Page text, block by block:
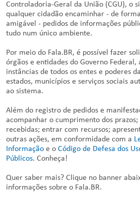
Controladoria-Geral da União (CGU), o
qualquer cidadão encaminhar - de
amigável - pedidos de informações
tudo num único ambiente.
Por meio do Fala.BR, é possível fazer
órgãos e entidades do Governo Federal,
instâncias de todos os entes e poderes
estados, municípios e serviços sociais
ao sistema.
Além do registro de pedidos e
acompanhar o cumprimento dos prazos;
recebidas; entrar com recursos;
outras ações, em conformidade com a
Informação e o Código de Defesa dos
Públicos. Conheça!
Quer saber mais? Clique no banner
informações sobre o Fala.BR.